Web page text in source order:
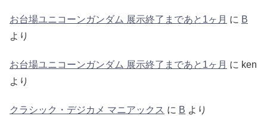
お台場ユニコーンガンダム 展示終了まであと1ヶ月 に B
より
お台場ユニコーンガンダム 展示終了まであと1ヶ月 に ken
より
クラシック・デジカメ マニアックス に B より